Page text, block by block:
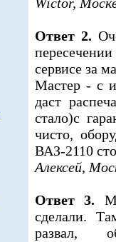
Ответ 2.
сервисе за
Мастер - с
даст
стало)с
чисто,
ВАЗ-2110
Алексей,
Ответ 3.
сделали.
развал,